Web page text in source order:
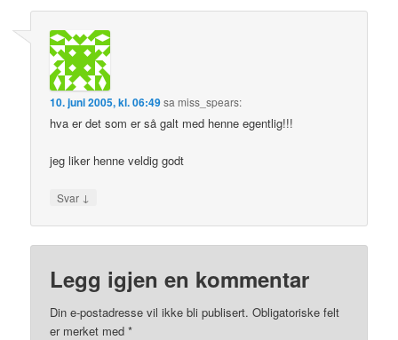
10. juni 2005, kl. 06:49sa miss_spears:
hva er det som er så galt med henne egentlig!!!
jeg liker henne veldig godt
Svar ↓
Legg igjen en kommentar
Din e-postadresse vil ikke bli publisert. Obligatoriske felt
er merket med*